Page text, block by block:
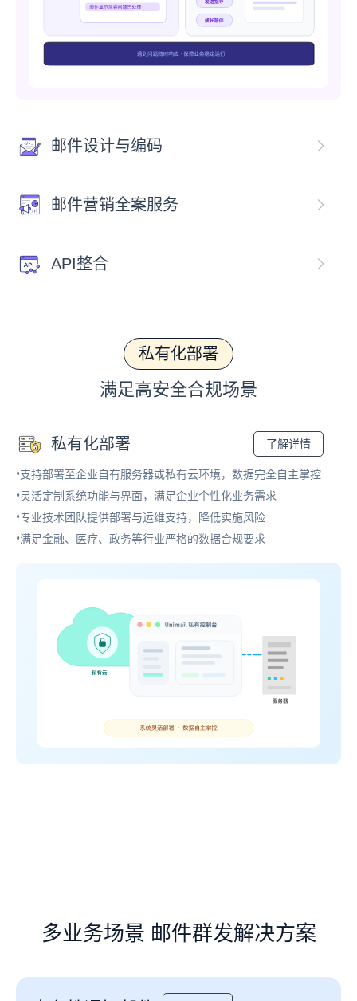
邮件设计与编码
邮件营销全案服务
API整合
私有化部署
满足高安全合规场景
私有化部署 了解详情
•支持部署至企业自有服务器或私有云环境，数据完全自主掌控
•灵活定制系统功能与界面，满足企业个性化业务需求
•专业技术团队提供部署与运维支持，降低实施风险
•满足金融、医疗、政务等行业严格的数据合规要求
多业务场景 邮件群发解决方案